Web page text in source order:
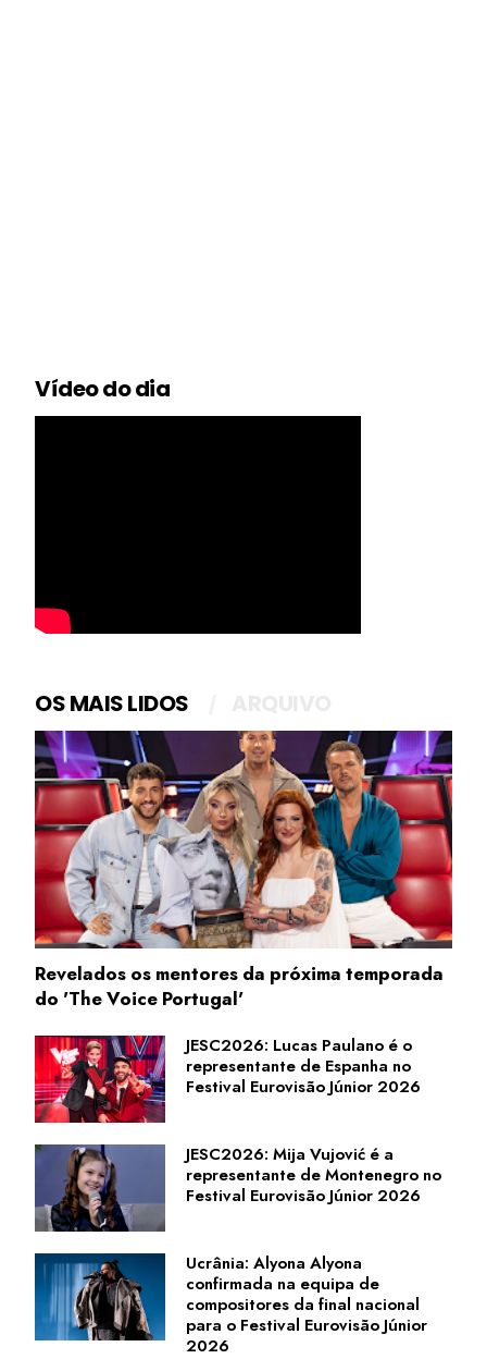
Vídeo do dia
OS MAIS LIDOS
Revelados os mentores da próxima temporada
do 'The Voice Portugal'
JESC2026: Lucas Paulano é o
representante de Espanha no
Festival Eurovisão Júnior 2026
JESC2026: Mija Vujović é a
representante de Montenegro no
Festival Eurovisão Júnior 2026
Ucrânia: Alyona Alyona
confirmada na equipa de
compositores da final nacional
para o Festival Eurovisão Júnior
2026